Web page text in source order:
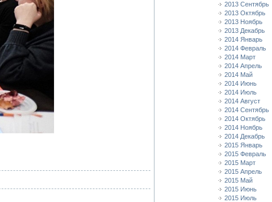
2013 Сентябрь
2013 Октябрь
2013 Ноябрь
2013 Декабрь
2014 Январь
2014 Февраль
2014 Март
2014 Апрель
2014 Май
2014 Июнь
2014 Июль
2014 Август
2014 Сентябрь
2014 Октябрь
2014 Ноябрь
2014 Декабрь
2015 Январь
2015 Февраль
2015 Март
2015 Апрель
2015 Май
2015 Июнь
2015 Июль